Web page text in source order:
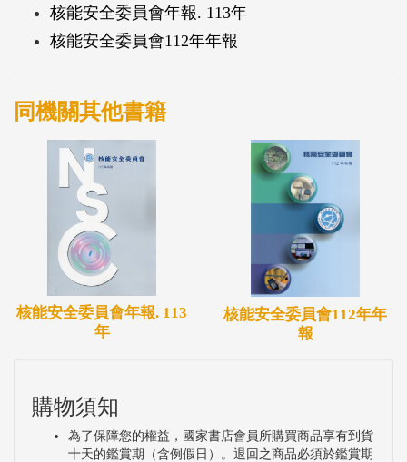
核能安全委員會年報. 113年
核能安全委員會112年年報
同機關其他書籍
核能安全委員會年報. 113
年
核能安全委員會112年年
報
購物須知
為了保障您的權益，國家書店會員所購買商品享有到貨
十天的鑑賞期（含例假日）。退回之商品必須於鑑賞期